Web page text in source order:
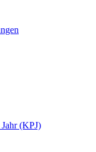
(KPJ)